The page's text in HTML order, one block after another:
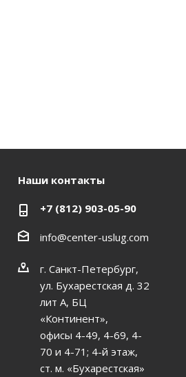
Наши контакты
+7 (812) 903-05-90
info@center-uslug.com
г. Санкт-Петербург,
ул. Бухарестская д. 32
лит А, БЦ
«Континент»,
офисы 4-49, 4-69, 4-
70 и 4-71; 4-й этаж,
ст. м. «Бухарестская»